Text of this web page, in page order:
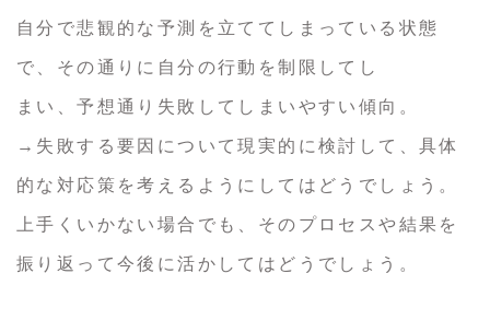
自分で悲観的な予測を立ててしまっている状態
で、その通りに自分の行動を制限してし
まい、予想通り失敗してしまいやすい傾向。
→失敗する要因について現実的に検討して、具体
的な対応策を考えるようにしてはどうでしょう。
上手くいかない場合でも、そのプロセスや結果を
振り返って今後に活かしてはどうでしょう。